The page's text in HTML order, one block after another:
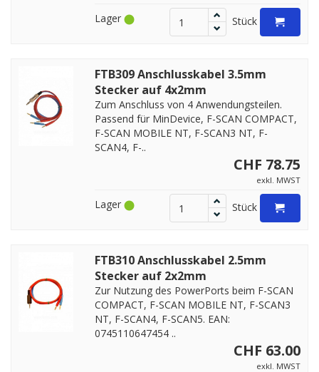
Lager Stück
FTB309 Anschlusskabel 3.5mm
Stecker auf 4x2mm
Zum Anschluss von 4 Anwendungsteilen.
Passend für MinDevice, F-SCAN COMPACT,
F-SCAN MOBILE NT, F-SCAN3 NT, F-
SCAN4, F-..
CHF 78.75
exkl. MWST
Lager Stück
FTB310 Anschlusskabel 2.5mm
Stecker auf 2x2mm
Zur Nutzung des PowerPorts beim F-SCAN
COMPACT, F-SCAN MOBILE NT, F-SCAN3
NT, F-SCAN4, F-SCAN5. EAN:
0745110647454 ..
CHF 63.00
exkl. MWST